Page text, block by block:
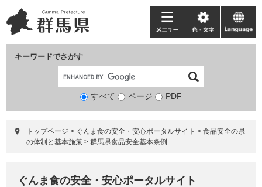
ー
ジ
ニ
ュ
て
キーワードでさがす
検
象
すべて ページ PDF
メ
ニ
ー
色・
文
language
トップページ > ぐんま食の安全・安心ポータルサイト > 食品安全の県
の体制と基本施策 > 群馬県食品安全基本条例
ぐんま食の安全・安心ポータルサイト